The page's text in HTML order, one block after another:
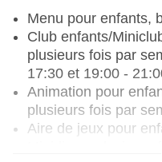
tenue appropriée
Bars et plus : 9
Bar de la piscine
Bar "Dublin Bar" : à
Lobbybar "Lobby
Bar de la plage
Café "Coffee House
Bar "24 heures
Menu pour enfants,
Club enfants/
plusieurs fois par
17:30 et 19:00 -
Animation pour
plusieurs fois par
Aire de jeux pour
Minidisco: plusieurs